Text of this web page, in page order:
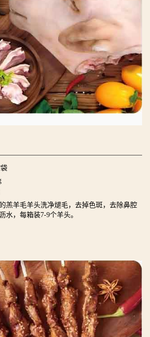
羔羊毛羊头洗净煺毛，去掉色斑，去除鼻腔
水，每箱装7-9个羊头。